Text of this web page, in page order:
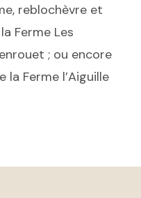
reblochèvre et
Ferme Les
; ou encore
Ferme l’Aiguille